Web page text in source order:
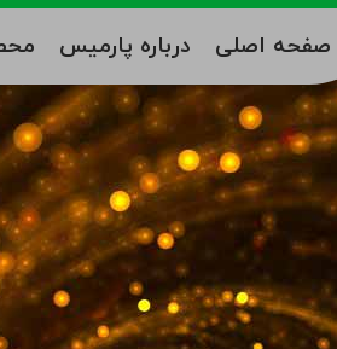
صفحه اصلی درباره پارمیس